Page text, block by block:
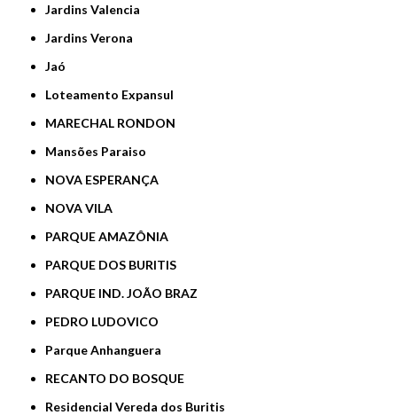
Jardins Valencia
Jardins Verona
Jaó
Loteamento Expansul
MARECHAL RONDON
Mansões Paraiso
NOVA ESPERANÇA
NOVA VILA
PARQUE AMAZÔNIA
PARQUE DOS BURITIS
PARQUE IND. JOÃO BRAZ
PEDRO LUDOVICO
Parque Anhanguera
RECANTO DO BOSQUE
Residencial Vereda dos Buritis